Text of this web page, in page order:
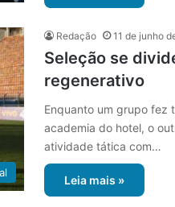
Redação 11 de junho
Seleção se
regenerativo
Enquanto um grupo fez
academia do hotel, o
atividade tática com…
Leia mais »